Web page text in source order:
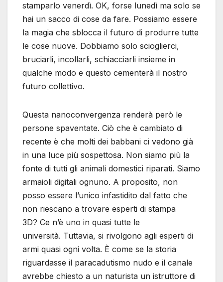
stamparlo venerdì. OK, forse lunedì ma solo se
hai un sacco di cose da fare. Possiamo essere
la magia che sblocca il futuro di produrre tutte
le cose nuove. Dobbiamo solo scioglierci,
bruciarli, incollarli, schiacciarli insieme in
qualche modo e questo cementerà il nostro
futuro collettivo.
Questa nanoconvergenza renderà però le
persone spaventate. Ciò che è cambiato di
recente è che molti dei babbani ci vedono già
in una luce più sospettosa. Non siamo più la
fonte di tutti gli animali domestici riparati. Siamo
armaioli digitali ognuno. A proposito, non
posso essere l’unico infastidito dal fatto che
non riescano a trovare esperti di stampa
3D? Ce n’è uno in quasi tutte le
università. Tuttavia, si rivolgono agli esperti di
armi quasi ogni volta. È come se la storia
riguardasse il paracadutismo nudo e il canale
avrebbe chiesto a un naturista un istruttore di